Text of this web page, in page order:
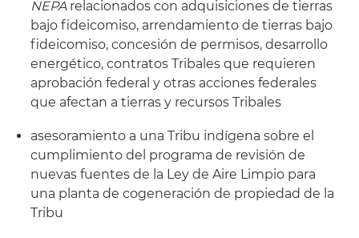
NEPArelacionados con adquisiciones de tierras
bajo fideicomiso, arrendamiento de tierras bajo
fideicomiso, concesión de permisos, desarrollo
energético, contratos Tribales que requieren
aprobación federal y otras acciones federales
que afectan a tierras y recursos Tribales
asesoramiento a una Tribu indígena sobre el
cumplimiento del programa de revisión de
nuevas fuentes de la Ley de Aire Limpio para
una planta de cogeneración de propiedad de la
Tribu